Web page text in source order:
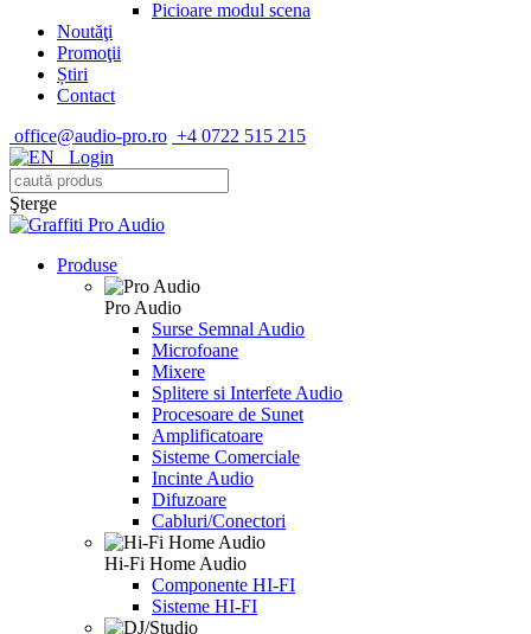
Picioare modul scena
Noutăţi
Promoţii
Știri
Contact
office@audio-pro.ro +4 0722 515 215
Login
Şterge
Produse
Pro Audio
Surse Semnal Audio
Microfoane
Mixere
Splitere si Interfete Audio
Procesoare de Sunet
Amplificatoare
Sisteme Comerciale
Incinte Audio
Difuzoare
Cabluri/Conectori
Hi-Fi Home Audio
Componente HI-FI
Sisteme HI-FI